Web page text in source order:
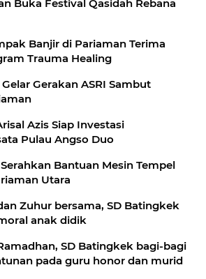
Buka Festival Qasidah Rebana
Banjir di Pariaman Terima
Trauma Healing
Gerakan ASRI Sambut
Azis Siap Investasi
Pulau Angso Duo
Bantuan Mesin Tempel
Utara
Zuhur bersama, SD Batingkek
anak didik
SD Batingkek bagi-bagi
pada guru honor dan murid